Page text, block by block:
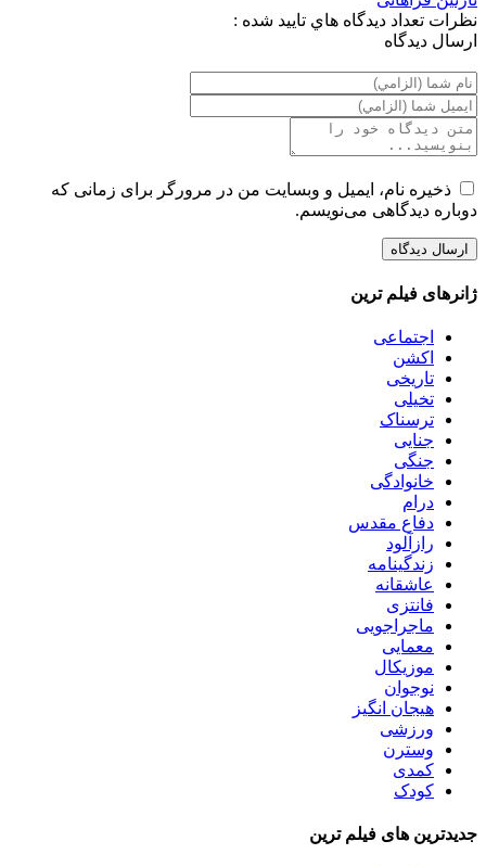
نظرات تعداد ديدگاه هاي تاييد شده :
ارسال ديدگاه
ذخیره نام، ایمیل و وبسایت من در مرورگر برای زمانی که
دوباره دیدگاهی می‌نویسم.
ژانرهای فیلم ترین
اجتماعی
اکشن
تاریخی
تخیلی
ترسناک
جنایی
جنگی
خانوادگی
درام
دفاع مقدس
رازآلود
زندگینامه
عاشقانه
فانتزی
ماجراجویی
معمایی
موزیکال
نوجوان
هیجان انگیز
ورزشی
وسترن
کمدی
کودک
جدیدترین های فیلم ترین